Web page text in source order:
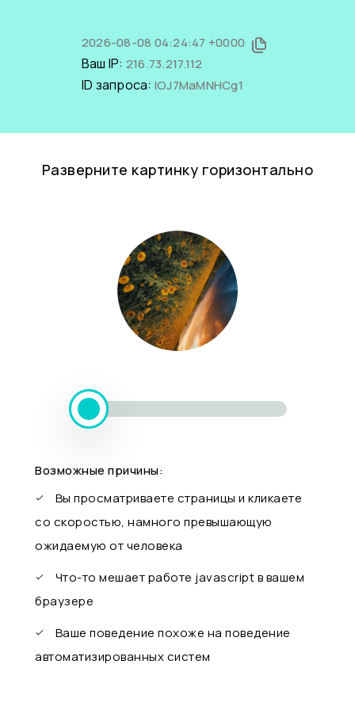
2026-08-08 04:24:47 +0000
Ваш IP: 216.73.217.112
ID запроса: lOJ7MaMNHCg1
Разверните картинку горизонтально
Возможные причины:
Вы просматриваете страницы и кликаете
со скоростью, намного превышающую
ожидаемую от человека
Что-то мешает работе javascript в вашем
браузере
Ваше поведение похоже на поведение
автоматизированных систем